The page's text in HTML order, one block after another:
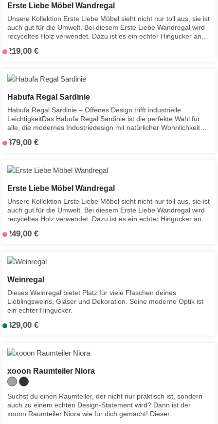
Erste Liebe Möbel Wandregal
Unsere Kollektion Erste Liebe Möbel sieht nicht nur toll aus, sie ist
auch gut für die Umwelt. Bei diesem Erste Liebe Wandregal wird
recyceltes Holz verwendet. Dazu ist es ein echter Hingucker an
Regulärer Preis:
V
r
s
a
d
f
r
i
g
i
8
a
e
n
,
i
e
e
z
i
t
a
219,00 €
Habufa Regal Sardinie
Habufa Regal Sardinie – Offenes Design trifft industrielle
LeichtigkeitDas Habufa Regal Sardinie ist die perfekte Wahl für
alle, die modernes Industriedesign mit natürlicher Wohnlichkeit
pulverbeschichteten Metallgestell und den Ablageflächen in
sich das Regal harmonisch in verschiedene Einrichtungsstile ein –
Gewicht von 42 kg überzeugt es durch eine stabile Bauweise, die
sowohl dekorative Accessoires als auch Bücher oder Pflanzen
sicher trägt.Die offene Konstruktion sorgt für ein luftiges
Raumgefühl und bietet zugleich zahlreiche Möglichkeiten zur
individuellen Gestaltung. So wird das Regal Sardinie zum
praktischen Allrounder, der Funktionalität und Stil perfekt
und schafft ein durchgängiges, modernes Wohnkonzept.ONLINE
ONLY(Dieser Artikel ist nur online bestellbar. Das Produkt ist nicht
im Geschäft ausgestellt oder lagernd.)
Regulärer Preis:
V
r
s
a
d
f
r
i
g
i
1
T
g
L
i
e
f
e
r
z
879,00 €
Erste Liebe Möbel Wandregal
Unsere Kollektion Erste Liebe Möbel sieht nicht nur toll aus, sie ist
auch gut für die Umwelt. Bei diesem Erste Liebe Wandregal wird
recyceltes Holz verwendet. Dazu ist es ein echter Hingucker an
Regulärer Preis:
V
r
s
a
d
f
r
i
g
i
n
1
T
a
g
249,00 €
Weinregal
Dieses Weinregal bietet Platz für viele Flaschen deines
Lieblingsweins, Gläser und Dekoration. Seine moderne Optik ist
ein echter Hingucker.
Regulärer Preis:
S
f
o
t
v
e
r
f
329,00 €
xooon Raumteiler Niora
Suchst du einen Raumteiler, der nicht nur praktisch ist, sondern
auch zu einem echten Design-Statement wird? Dann ist der
xooon Raumteiler Niora wie für dich gemacht! Dieser